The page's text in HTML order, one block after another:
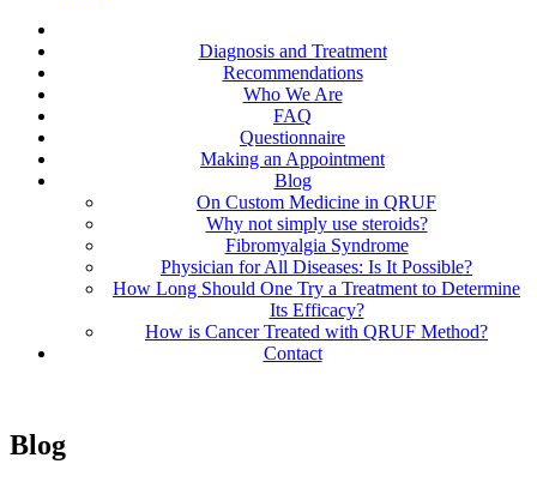
Diagnosis and Treatment
Recommendations
Who We Are
FAQ
Questionnaire
Making an Appointment
Blog
On Custom Medicine in QRUF
Why not simply use steroids?
Fibromyalgia Syndrome
Physician for All Diseases: Is It Possible?
How Long Should One Try a Treatment to Determine
Its Efficacy?
How is Cancer Treated with QRUF Method?
Contact
Blog